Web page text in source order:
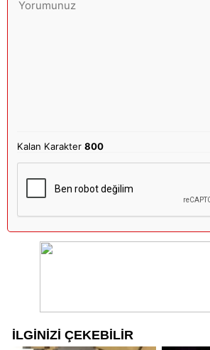
Kalan Karakter800